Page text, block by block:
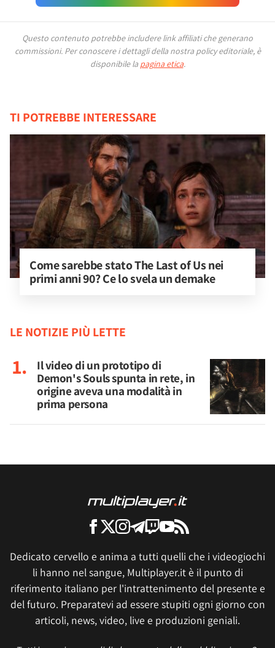
Questo contenuto potrebbe includere link affiliati che generano
commissioni. Per conoscere i dettagli della nostra policy editoriale, è
disponibile la pagina etica.
TI POTREBBE INTERESSARE
Come sarebbe stato The Last of Us nei
primi anni 90? Ce lo svela un demake
LE NOTIZIE PIÙ LETTE
Il video di un prototipo di
Demon's Souls spunta in rete, in
origine aveva una modalità in
prima persona
Dedicato cervello e anima a tutti quelli che i videogiochi
li hanno nel sangue, Multiplayer.it è il punto di
riferimento italiano per l'intrattenimento del presente e
del futuro. Preparatevi ad essere stupiti ogni giorno con
articoli, news, video, live e produzioni geniali.